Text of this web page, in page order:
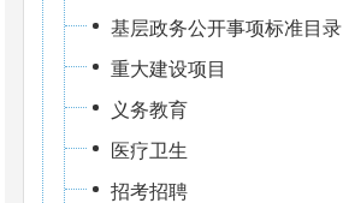
基层政务公开事项标准目录
重大建设项目
义务教育
医疗卫生
招考招聘